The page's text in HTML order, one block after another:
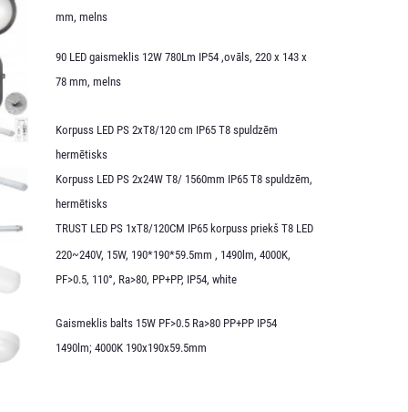
mm, melns
90 LED gaismeklis 12W 780Lm IP54 ,ovāls, 220 x 143 x
78 mm, melns
Korpuss LED PS 2xT8/120 cm IP65 T8 spuldzēm
hermētisks
Korpuss LED PS 2x24W T8/ 1560mm IP65 T8 spuldzēm,
hermētisks
TRUST LED PS 1xT8/120CM IP65 korpuss priekš T8 LED
220~240V, 15W, 190*190*59.5mm , 1490lm, 4000K,
PF>0.5, 110°, Ra>80, PP+PP, IP54, white
Gaismeklis balts 15W PF>0.5 Ra>80 PP+PP IP54
1490lm; 4000K 190x190x59.5mm